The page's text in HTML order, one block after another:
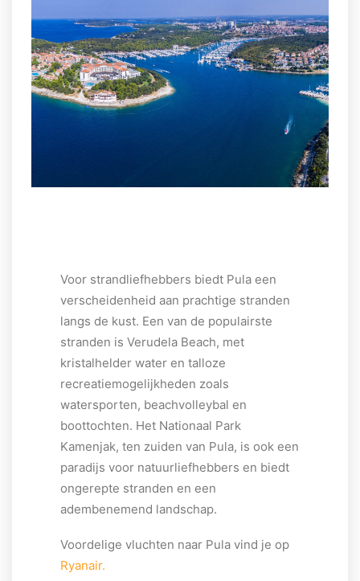
Voor strandliefhebbers biedt Pula een
verscheidenheid aan prachtige stranden
langs de kust. Een van de populairste
stranden is Verudela Beach, met
kristalhelder water en talloze
recreatiemogelijkheden zoals
watersporten, beachvolleybal en
boottochten. Het Nationaal Park
Kamenjak, ten zuiden van Pula, is ook een
paradijs voor natuurliefhebbers en biedt
ongerepte stranden en een
adembenemend landschap.
Voordelige vluchten naar Pula vind je op
Ryanair.